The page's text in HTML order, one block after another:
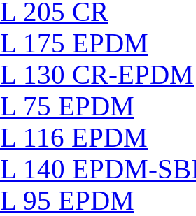
L 205 CR
L 175 EPDM
L 130 CR-EPDM
L 75 EPDM
L 116 EPDM
L 140 EPDM-
L 95 EPDM